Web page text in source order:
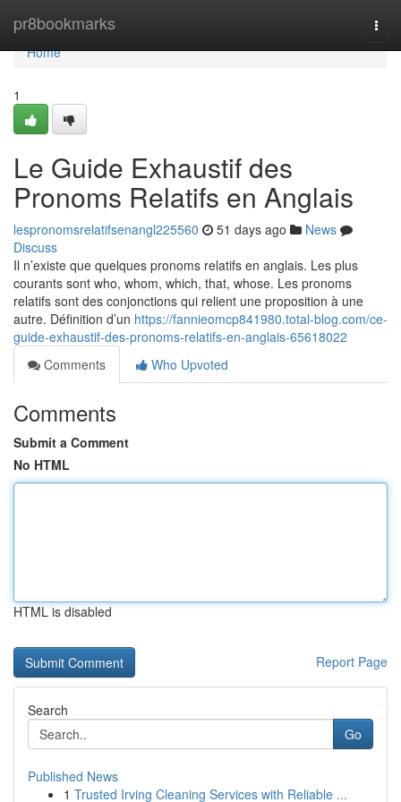
pr8bookmarks
Home
Home
1
Le Guide Exhaustif des
Pronoms Relatifs en Anglais
lespronomsrelatifsenangl225560 51 days ago
News
Discuss
Il n’existe que quelques pronoms relatifs en anglais. Les plus
courants sont who, whom, which, that, whose. Les pronoms
relatifs sont des conjonctions qui relient une proposition à une
autre. Définition d’un https://fannieomcp841980.total-blog.com/ce-
guide-exhaustif-des-pronoms-relatifs-en-anglais-65618022
Comments
Who Upvoted
Comments
Submit a Comment
No HTML
HTML is disabled
Report Page
Search
Go
Published News
1 Trusted Irving Cleaning Services with Reliable ...